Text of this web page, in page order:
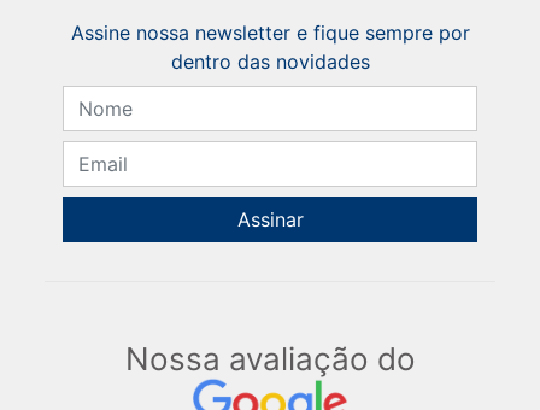
Assine nossa newsletter e fique sempre por
dentro das novidades
Assinar
Nossa avaliação do